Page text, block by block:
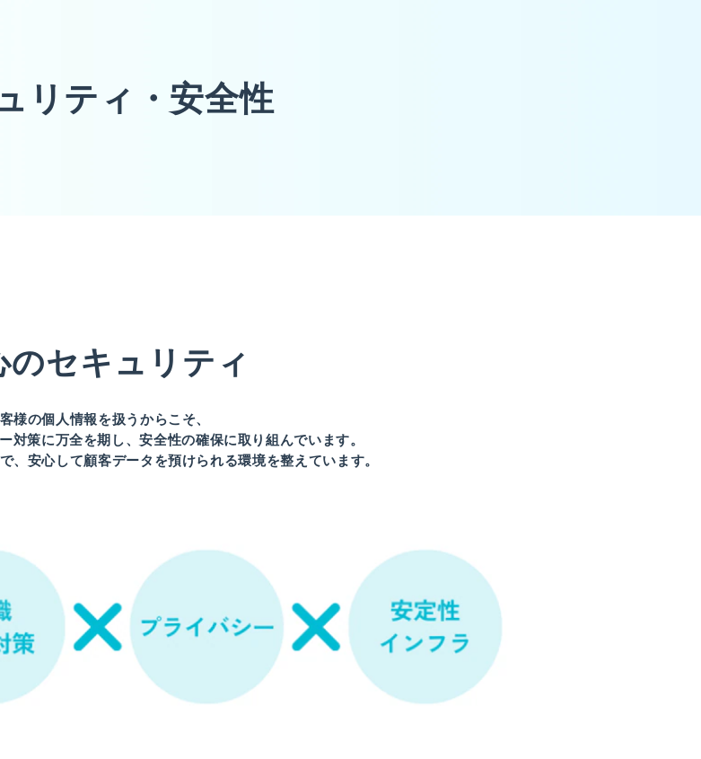
リティ・安全性
のセキュリティ
様の個人情報を扱うからこそ、
策に万全を期し、安全性の確保に取り組んでいます。
、安心して顧客データを預けられる環境を整えています。